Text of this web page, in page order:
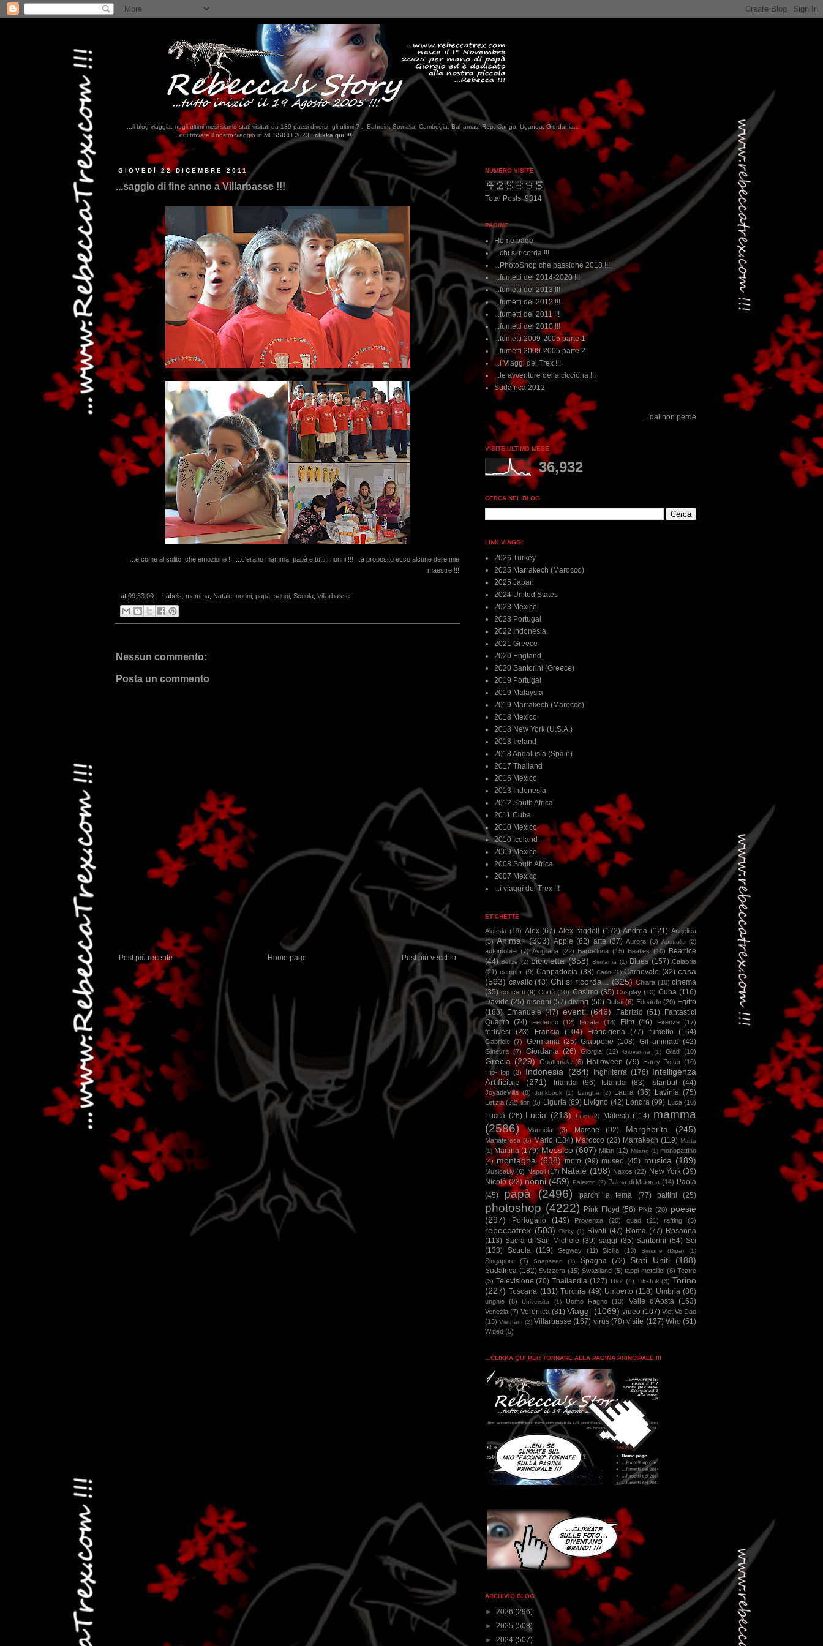
...il blog viaggia, negli ultimi mesi siamo stati visitati da 139 paesi diversi, gli ultimi ? ...Bahrein, Somalia, Cambogia, Bahamas, Rep. Congo, Uganda, Giordania...
...qui trovate il nostro viaggio in MESSICO 2023...clikka qui !!!
GIOVEDÌ 22 DICEMBRE 2011
...saggio di fine anno a Villarbasse !!!
...e come al solito, che emozione !!! ...c'erano mamma, papà e tutti i nonni !!! ...a proposito ecco alcune delle mie
maestre !!!
at 09:33:00 Labels: mamma, Natale, nonni, papà, saggi, Scuola, Villarbasse
Nessun commento:
Posta un commento
Post più recente Post più vecchio
Home page
NUMERO VISITE
Total Posts :9314
PAGINE
Home page
...chi si ricorda !!!
...PhotoShop che passione 2018 !!!
...fumetti del 2014-2020 !!!
...fumetti del 2013 !!!
...fumetti del 2012 !!!
...fumetti del 2011 !!!
...fumetti del 2010 !!!
...fumetti 2009-2005 parte 1
...fumetti 2009-2005 parte 2
...i Viaggi del Trex !!!
...le avventure della cicciona !!!
Sudafrica 2012
...dai non perdere tempo, clikka "qui", c'è il meglio del www.rebeccatrex.com
VISITE ULTIMO MESE
36,932
CERCA NEL BLOG
LINK VIAGGI
2026 Turkey
2025 Marrakech (Marocco)
2025 Japan
2024 United States
2023 Mexico
2023 Portugal
2022 Indonesia
2021 Greece
2020 England
2020 Santorini (Greece)
2019 Portugal
2019 Malaysia
2019 Marrakech (Marocco)
2018 Mexico
2018 New York (U.S.A.)
2018 Ireland
2018 Andalusia (Spain)
2017 Thailand
2016 Mexico
2013 Indonesia
2012 South Africa
2011 Cuba
2010 Mexico
2010 Iceland
2009 Mexico
2008 South Africa
2007 Mexico
...i viaggi del Trex !!!
ETICHETTE
Alessia (19) Alex (67) Alex ragdoll (172) Andrea (121) Angelica
(3) Animali (303) Apple (62) arte (37) Aurora (3) Australia (2)
automobile (7) Avigliana (22) Barcellona (15) Beatles (10)
Beatrice
(44) Belize (2) bicicletta (358) Birmania (1) Blues (157) Calabria
(21) camper (9) Cappadocia (33) Carlo (1) Carnevale (32) casa
(593) cavallo (43) Chi si ricorda... (325) Chiara (16) cinema
(35) concerti (9) Corfù (10) Cosimo (35) Cosplay (10) Cuba (116)
Davide (25) disegni (57) diving (50) Dubai (6) Edoardo (20) Egitto
(183)
Emanuele (47) eventi (646) Fabrizio (51)
Fantastici
Quattro (74) Federico (12) ferrata (18) Film (46) Firenze (17)
forlivesi (23) Francia (104) Francigena (77) fumetto (164)
Gabriele (7) Germania (25) Giappone (108) Gif animate (42)
Ginevra (7) Giordania (26) Giorgia (12) Giovanna (1) Glad (10)
Grecia (229) Guatemala (6) Halloween (79) Harry Potter (10)
Hip-Hop (3) Indonesia (284) Inghilterra (176) Intelligenza
Artificiale
(271) Irlanda (96) Islanda (83) Istanbul (44)
JoyadeVilla (8) Junkbook (1) Langhe (2) Laura (36) Lavinia (75)
Letizia (22) libri (5) Liguria (69) Livigno (42) Londra (99) Luca (10)
Lucca (26) Lucia (213) Luigi (2) Malesia (114) mamma
(2586)
Manuela (3) Marche (92) Margherita (245)
Mariateresa (6) Mario (184) Marocco (23) Marrakech (119) Marta
(1) Martina (179) Messico (607) Milan (12) Milano (1) monopattino
(4) montagna (638) moto (99) museo (45) musica (189)
Musical.ly (6) Napoli (17) Natale (198) Naxos (22) New York (39)
Nicolò (23) nonni (459) Palermo (2) Palma di Maiorca (14) Paola
(45)
papà (2496) parchi a tema (77) pattini (25)
photoshop (4222) Pink Floyd (56) Pixiz (20) poesie
(297)
Portogallo (149) Provenza (20) quad (21) rafting (5)
rebeccatrex (503) Ricky (1) Rivoli (47) Roma (77) Rosanna
(113) Sacra di San Michele (39) saggi (35) Santorini (54) Sci
(133) Scuola (119) Segway (11) Sicilia (13) Simone (Dipa) (1)
Singapore (7) Snapseed (1) Spagna (72) Stati Uniti (188)
Sudafrica (182) Svizzera (15) Swaziland (5) tappi metallici (8) Teatro
(3) Televisione (70) Thailandia (127) Thor (4) Tik-Tok (3) Torino
(227) Toscana (131) Turchia (49) Umberto (118) Umbria (88)
unghie (8) Università (1) Uomo Ragno (13) Valle d'Aosta (163)
Venezia (7) Veronica (31) Viaggi (1069) video (107) Viet Vo Dao
(15) Vietnam (2) Villarbasse (167) virus (70) visite (127) Who (51)
Wided (5)
...CLIKKA QUI PER TORNARE ALLA PAGINA PRINCIPALE !!!
ARCHIVIO BLOG
► 2026 (296)
► 2025 (508)
► 2024 (507)